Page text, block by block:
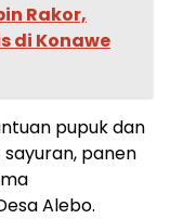
Rakor,
di Konawe
pupuk dan
panen
Alebo.